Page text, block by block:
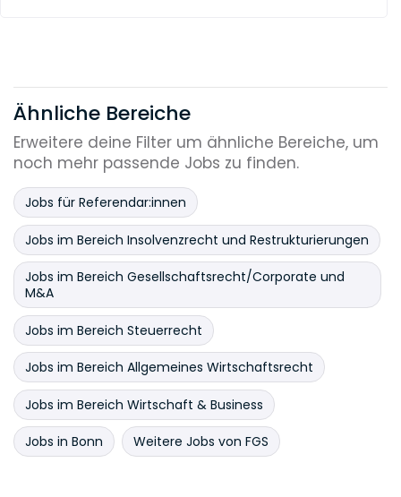
Ähnliche Bereiche
Erweitere deine Filter um ähnliche Bereiche, um
noch mehr passende Jobs zu finden.
Jobs für Referendar:innen
Jobs im Bereich Insolvenzrecht und Restrukturierungen
Jobs im Bereich Gesellschaftsrecht/Corporate und
M&A
Jobs im Bereich Steuerrecht
Jobs im Bereich Allgemeines Wirtschaftsrecht
Jobs im Bereich Wirtschaft & Business
Jobs in Bonn Weitere Jobs von FGS